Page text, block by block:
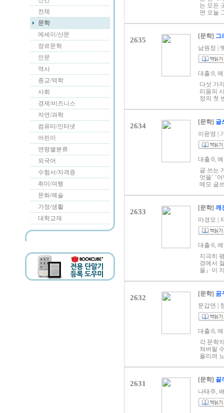
전체
문학
에세이/산문
장르문학
인문
역사
종교/역학
사회
경제/비즈니스
자연/과학
컴퓨터/인터넷
어린이
연령별분류
외국어
수험서/자격증
취미/여행
문화/예술
가정/생활
대학교재
는 모든
면 오늘
를 읽는
는 왜 보
저자는
음은 사
눈물과
2635 [문학] 그
남원정 |
대출:0,
다섯 가
리움의
정의 첫
남아 우
2634 [문학] 글
이윤영 |
대출:0,
글 쓰는
엇을’ ‘
메모 글
을 사고
터 턱 막
마음에
워요. 쉽
장 자주
있게 말
프로그
다보면
쓰고 있
움, 30일
2633 [문학] 깨
마경모 |
대출:0,
지극히
경에서
을』이
입니다.
감사합
랍니다.
2632 [문학] 꿈
문갑연 |
대출:0,
각 문학
쳐버릴
올리려
2631 [문학] 끝
나태주,